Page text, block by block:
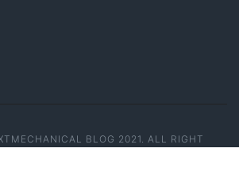
BLOG 2021. ALL RIGHT